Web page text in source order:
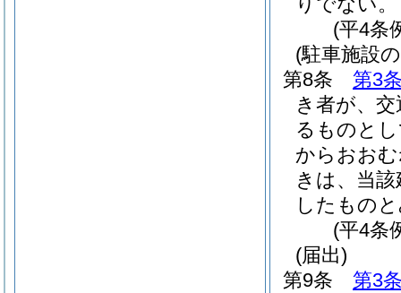
(平4条
(駐車施設
第8条
第3
き者が、
るものと
からおお
きは、当
したもの
(平4条
(届出)
第9条
第3